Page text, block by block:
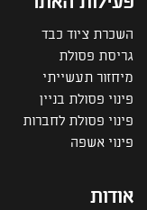
השכרת ציוד כבד
גריסת פסולת
מיחזור תעשייתי
פינוי פסולת בניין
פינוי פסולת לחברות
פינוי אשפה
אודות